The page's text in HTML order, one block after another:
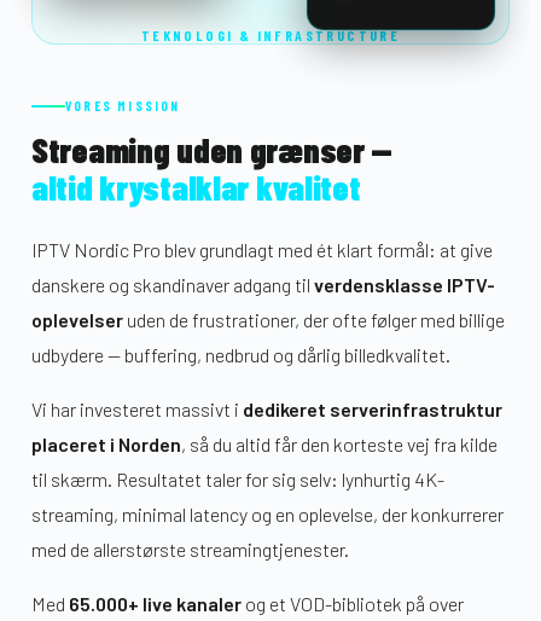
VORES MISSION
Streaming uden grænser —
altid krystalklar kvalitet
IPTV Nordic Pro blev grundlagt med ét klart formål: at give
danskere og skandinaver adgang til verdensklasse IPTV-
oplevelser uden de frustrationer, der ofte følger med billige
udbydere — buffering, nedbrud og dårlig billedkvalitet.
Vi har investeret massivt i dedikeret serverinfrastruktur
placeret i Norden, så du altid får den korteste vej fra kilde
til skærm. Resultatet taler for sig selv: lynhurtig 4K-
streaming, minimal latency og en oplevelse, der konkurrerer
med de allerstørste streamingtjenester.
Med 65.000+ live kanaler og et VOD-bibliotek på over
TEKNOLOGI & INFRASTRUCTURE